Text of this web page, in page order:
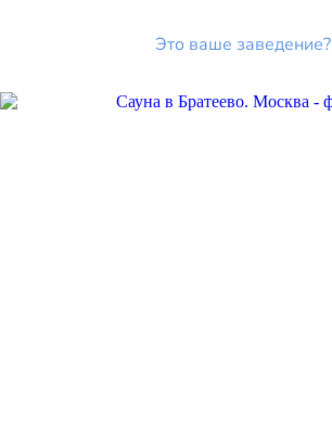
Это ваше заведение?